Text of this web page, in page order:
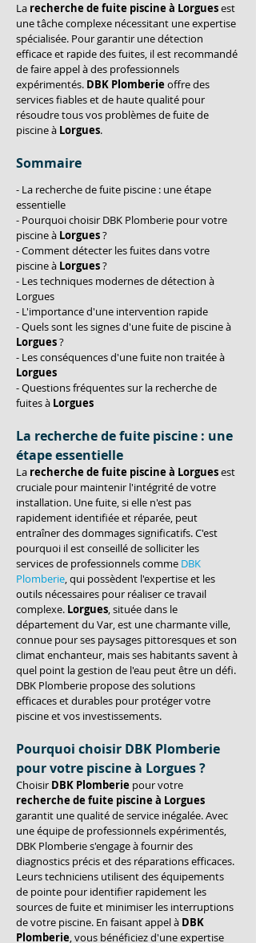
La recherche de fuite piscine à Lorgues est
une tâche complexe nécessitant une expertise
spécialisée. Pour garantir une détection
efficace et rapide des fuites, il est recommandé
de faire appel à des professionnels
expérimentés. DBK Plomberie offre des
services fiables et de haute qualité pour
résoudre tous vos problèmes de fuite de
piscine à Lorgues.
Sommaire
- La recherche de fuite piscine : une étape
essentielle
- Pourquoi choisir DBK Plomberie pour votre
piscine à Lorgues ?
- Comment détecter les fuites dans votre
piscine à Lorgues ?
- Les techniques modernes de détection à
Lorgues
- L'importance d'une intervention rapide
- Quels sont les signes d'une fuite de piscine à
Lorgues ?
- Les conséquences d'une fuite non traitée à
Lorgues
- Questions fréquentes sur la recherche de
fuites à Lorgues
La recherche de fuite piscine : une
étape essentielle
La recherche de fuite piscine à Lorgues est
cruciale pour maintenir l'intégrité de votre
installation. Une fuite, si elle n'est pas
rapidement identifiée et réparée, peut
entraîner des dommages significatifs. C'est
pourquoi il est conseillé de solliciter les
services de professionnels comme DBK
Plomberie, qui possèdent l'expertise et les
outils nécessaires pour réaliser ce travail
complexe. Lorgues, située dans le
département du Var, est une charmante ville,
connue pour ses paysages pittoresques et son
climat enchanteur, mais ses habitants savent à
quel point la gestion de l'eau peut être un défi.
DBK Plomberie propose des solutions
efficaces et durables pour protéger votre
piscine et vos investissements.
Pourquoi choisir DBK Plomberie
pour votre piscine à Lorgues ?
Choisir DBK Plomberie pour votre
recherche de fuite piscine à Lorgues
garantit une qualité de service inégalée. Avec
une équipe de professionnels expérimentés,
DBK Plomberie s'engage à fournir des
diagnostics précis et des réparations efficaces.
Leurs techniciens utilisent des équipements
de pointe pour identifier rapidement les
sources de fuite et minimiser les interruptions
de votre piscine. En faisant appel à DBK
Plomberie, vous bénéficiez d'une expertise